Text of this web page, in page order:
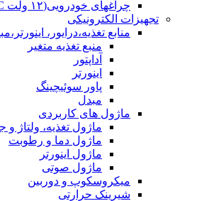
چراغهای خودرویی(۱۲ ولت DC)
تجهیزات الکترونیکی
منابع تغذیه،درایور،
منبع تغذیه متغیر
آداپتور
اینورتر
پاور سوئیچینگ
مبدل
ماژول های کاربردی
ماژول تغذیه، ولتاژ و
ماژول دما و رطوبت
ماژول اینورتر
ماژول صوتی
میکروسکوپ و دوربین
شیرینک حرارتی